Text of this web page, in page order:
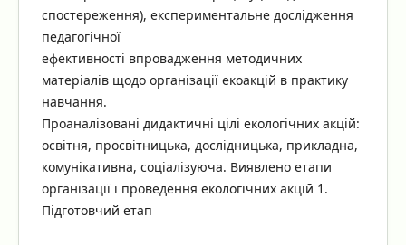
спостереження), експериментальне дослідження
педагогічної
ефективності впровадження методичних
матеріалів щодо організації екоакцій в практику
навчання.
Проаналізовані дидактичні цілі екологічних акцій:
освітня, просвітницька, дослідницька, прикладна,
комунікативна, соціалізуюча. Виявлено етапи
організації і проведення екологічних акцій 1.
Підготовчий етап